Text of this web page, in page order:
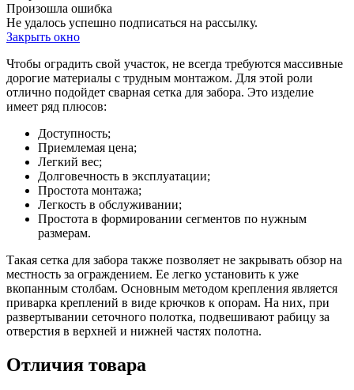
Произошла ошибка
Не удалось успешно подписаться на рассылку.
Закрыть окно
Чтобы оградить свой участок, не всегда требуются массивные
дорогие материалы с трудным монтажом. Для этой роли
отлично подойдет сварная сетка для забора. Это изделие
имеет ряд плюсов:
Доступность;
Приемлемая цена;
Легкий вес;
Долговечность в эксплуатации;
Простота монтажа;
Легкость в обслуживании;
Простота в формировании сегментов по нужным
размерам.
Такая сетка для забора также позволяет не закрывать обзор на
местность за ограждением. Ее легко установить к уже
вкопанным столбам. Основным методом крепления является
приварка креплений в виде крючков к опорам. На них, при
развертывании сеточного полотка, подвешивают рабицу за
отверстия в верхней и нижней частях полотна.
Отличия товара